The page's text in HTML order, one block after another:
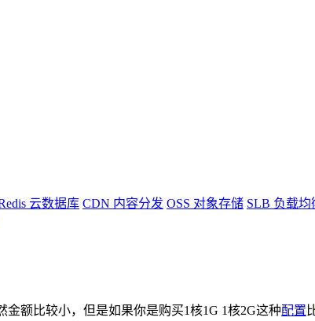
云数据库 CDN 内容分发 OSS 对象存储 SLB 负载均
金额比较小，但是如果你是购买1核1G 1核2G这种配置